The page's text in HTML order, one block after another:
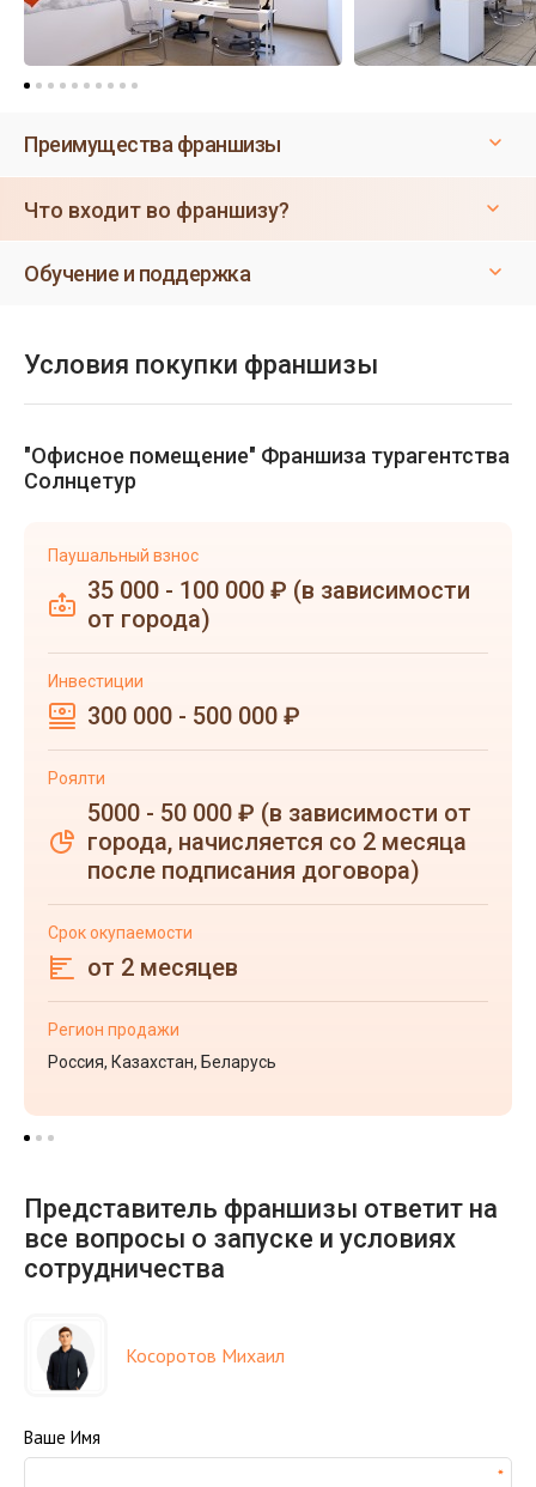
Преимущества франшизы
Что входит во франшизу?
Обучение и поддержка
Условия покупки франшизы
"Офисное помещение" Франшиза турагентства
Солнцетур
Паушальный взнос
35 000 - 100 000 ₽ (в зависимости
от города)
Инвестиции
300 000 - 500 000 ₽
Роялти
5000 - 50 000 ₽ (в зависимости от
города, начисляется со 2 месяца
после подписания договора)
Срок окупаемости
от 2 месяцев
Регион продажи
Россия, Казахстан, Беларусь
Представитель франшизы ответит на
все вопросы о запуске и условиях
сотрудничества
Косоротов Михаил
Ваше Имя